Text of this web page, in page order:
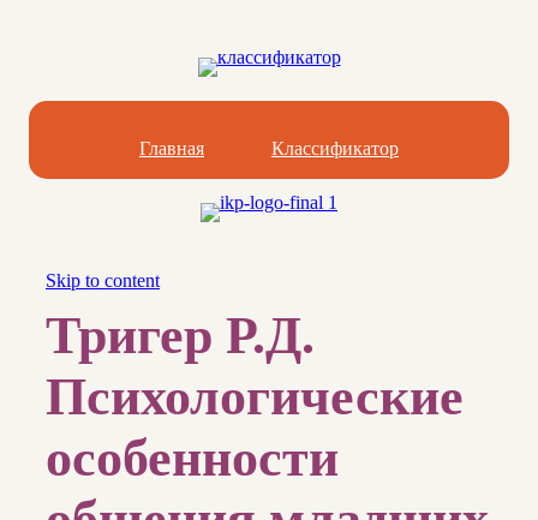
Главная Классификатор
Skip to content
Тригер Р.Д.
Психологические
особенности